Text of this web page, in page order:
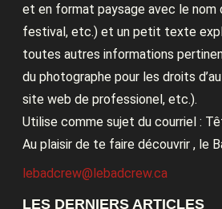
et en format paysage avec le nom
festival, etc.) et un petit texte
toutes autres informations
du photographe pour les droits
site web de professionel, etc.).
Utilise comme sujet du courriel :
Au plaisir de te faire découvrir , le
lebadcrew@lebadcrew.ca
LES DERNIERS ARTICLES